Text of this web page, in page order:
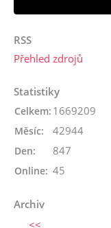
RSS
Přehled zdrojů
Statistiky
Online: 45
Celkem: 1669209
Měsíc: 42944
Den: 847
Archiv
<<